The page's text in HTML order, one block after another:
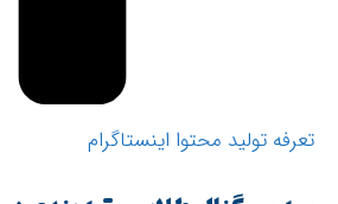
تعرفه تولید محتوا اینستاگرام